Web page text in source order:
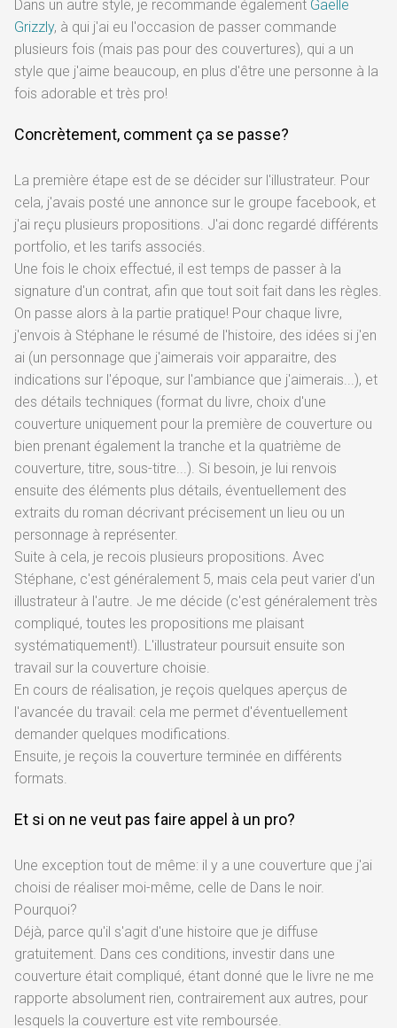
Dans un autre style, je recommande également Gaelle
Grizzly, à qui j'ai eu l'occasion de passer commande
plusieurs fois (mais pas pour des couvertures), qui a un
style que j'aime beaucoup, en plus d'être une personne à la
fois adorable et très pro!
Concrètement, comment ça se passe?
La première étape est de se décider sur l'illustrateur. Pour
cela, j'avais posté une annonce sur le groupe facebook, et
j'ai reçu plusieurs propositions. J'ai donc regardé différents
portfolio, et les tarifs associés.
Une fois le choix effectué, il est temps de passer à la
signature d'un contrat, afin que tout soit fait dans les règles.
On passe alors à la partie pratique! Pour chaque livre,
j'envois à Stéphane le résumé de l'histoire, des idées si j'en
ai (un personnage que j'aimerais voir apparaitre, des
indications sur l'époque, sur l'ambiance que j'aimerais...), et
des détails techniques (format du livre, choix d'une
couverture uniquement pour la première de couverture ou
bien prenant également la tranche et la quatrième de
couverture, titre, sous-titre...). Si besoin, je lui renvois
ensuite des éléments plus détails, éventuellement des
extraits du roman décrivant précisement un lieu ou un
personnage à représenter.
Suite à cela, je recois plusieurs propositions. Avec
Stéphane, c'est généralement 5, mais cela peut varier d'un
illustrateur à l'autre. Je me décide (c'est généralement très
compliqué, toutes les propositions me plaisant
systématiquement!). L'illustrateur poursuit ensuite son
travail sur la couverture choisie.
En cours de réalisation, je reçois quelques aperçus de
l'avancée du travail: cela me permet d'éventuellement
demander quelques modifications.
Ensuite, je reçois la couverture terminée en différents
formats.
Et si on ne veut pas faire appel à un pro?
Une exception tout de même: il y a une couverture que j'ai
choisi de réaliser moi-même, celle de Dans le noir.
Pourquoi?
Déjà, parce qu'il s'agit d'une histoire que je diffuse
gratuitement. Dans ces conditions, investir dans une
couverture était compliqué, étant donné que le livre ne me
rapporte absolument rien, contrairement aux autres, pour
lesquels la couverture est vite remboursée.